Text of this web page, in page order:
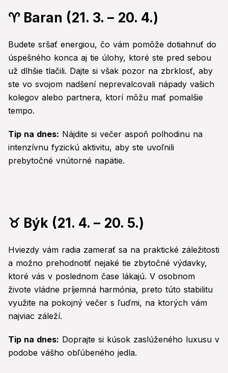
♈ Baran (21. 3. – 20. 4.)
Budete sršať energiou, čo vám pomôže dotiahnuť do
úspešného konca aj tie úlohy, ktoré ste pred sebou
už dlhšie tlačili. Dajte si však pozor na zbrklosť, aby
ste vo svojom nadšení neprevalcovali nápady vašich
kolegov alebo partnera, ktorí môžu mať pomalšie
tempo.
Tip na dnes: Nájdite si večer aspoň polhodinu na
intenzívnu fyzickú aktivitu, aby ste uvoľnili
prebytočné vnútorné napätie.
♉ Býk (21. 4. – 20. 5.)
Hviezdy vám radia zamerať sa na praktické záležitosti
a možno prehodnotiť nejaké tie zbytočné výdavky,
ktoré vás v poslednom čase lákajú. V osobnom
živote vládne príjemná harmónia, preto túto stabilitu
využite na pokojný večer s ľuďmi, na ktorých vám
najviac záleží.
Tip na dnes: Doprajte si kúsok zaslúženého luxusu v
podobe vášho obľúbeného jedla.